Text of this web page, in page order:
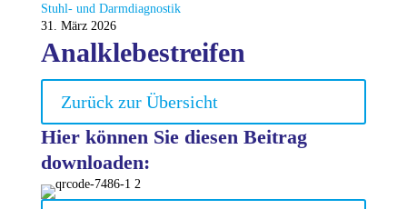
Stuhl- und Darmdiagnostik
31. März 2026
Analklebestreifen
Zurück zur Übersicht
Hier können Sie diesen Beitrag
downloaden: